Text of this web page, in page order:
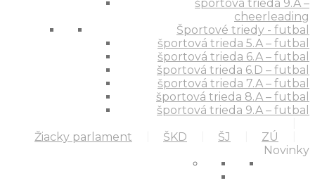
športová trieda 9.A –
cheerleading
Športové triedy - futbal
športová trieda 5.A – futbal
športová trieda 6.A – futbal
športová trieda 6.D – futbal
športová trieda 7.A – futbal
športová trieda 8.A – futbal
športová trieda 9.A – futbal
Žiacky parlament
ŠKD ŠJ ZÚ
Novinky